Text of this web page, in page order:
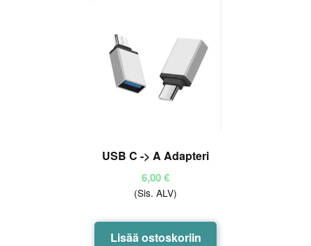
USB C -> A Adapteri
6,00€
(Sis. ALV)
Lisää ostoskoriin